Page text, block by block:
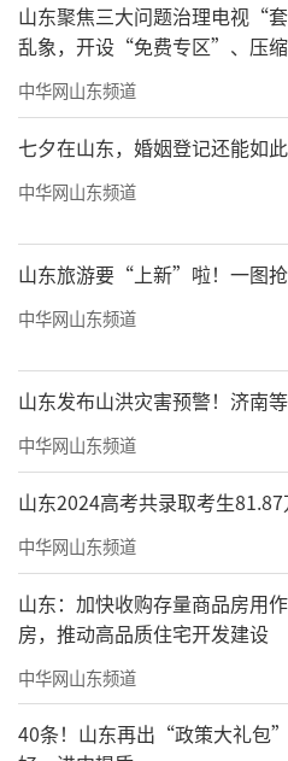
山东聚焦三大问题治理电视“
乱象，开设“免费专区”、压
例70%以上
中华网山东频道
七夕在山东，婚姻登记还能如此
中华网山东频道
山东旅游要“上新”啦！一图
中华网山东频道
山东发布山洪灾害预警！济南
中华网山东频道
山东2024高考共录取考生
中华网山东频道
山东：加快收购存量商品房用
房，推动高品质住宅开发建设
中华网山东频道
40条！山东再出“政策大礼包